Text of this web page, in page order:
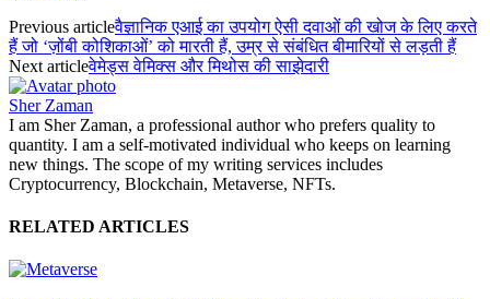
Previous articleवैज्ञानिक एआई का उपयोग ऐसी दवाओं की खोज के लिए करते
हैं जो ‘ज़ोंबी कोशिकाओं’ को मारती हैं, उम्र से संबंधित बीमारियों से लड़ती हैं
Next articleवेमेड्स वेमिक्स और मिथोस की साझेदारी
Sher Zaman
I am Sher Zaman, a professional author who prefers quality to
quantity. I am a self-motivated individual who keeps on learning
new things. The scope of my writing services includes
Cryptocurrency, Blockchain, Metaverse, NFTs.
RELATED ARTICLES